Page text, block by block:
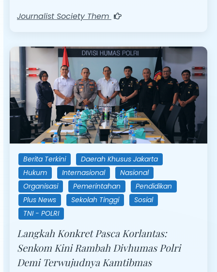
Journalist Society Them
Berita Terkini
Daerah Khusus Jakarta
Hukum
Internasional
Nasional
Organisasi
Pemerintahan
Pendidikan
Plus News
Sekolah Tinggi
Sosial
TNI - POLRI
Langkah Konkret Pasca Korlantas:
Senkom Kini Rambah Divhumas Polri
Demi Terwujudnya Kamtibmas